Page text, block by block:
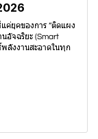
ค่ยุคของการ “ติดแผง
อัจฉริยะ (Smart
พลังงานสะอาดในทุก